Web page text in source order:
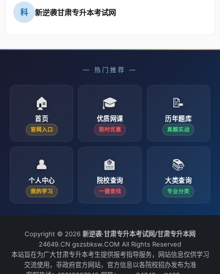
科 新逆袭甘肃专升本考试网
— 热门推荐 —
🏠
首页
官网入口
🎓
优质网课
限时优惠
📝
历年题库
真题实战
👤
个人中心
我的学习
🏫
院校查询
一键查找
📚
大类查询
专业分类
Copyright © 2026 新逆袭·甘肃专升本考试网/甘肃专升本网
24649.CN gszsbksw.COM All Rights Reserved
本站旨在为广大甘肃专升本考生提供报考指导服务，网站信息仅供学习
交流使用，非政府官方网站，官方信息以各院校招办发布为准